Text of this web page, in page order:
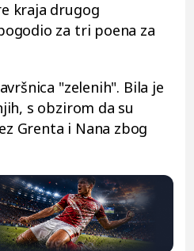
kraja drugog
za tri poena za
"zelenih". Bila je
s obzirom da su
Grenta i Nana zbog